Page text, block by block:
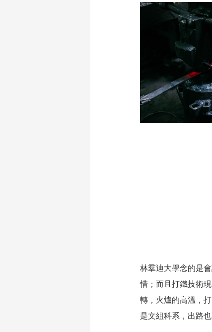
林羣迪大學念的是
惜；而且打鐵技術
轉，火爐的高溫，
是文組科系，出路